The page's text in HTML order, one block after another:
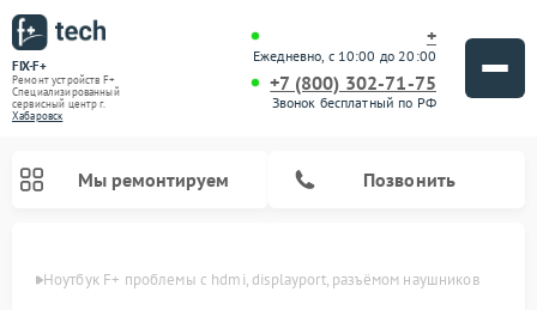
FIX-F+
Ремонт устройств F+
Специализированный
cервисный центр г.
Хабаровск
+
Ежедневно, с 10:00 до 20:00
+7 (800) 302-71-75
Звонок бесплатный по РФ
Мы ремонтируем Позвонить
Ноутбук F+ проблемы с hdmi, displayport, разъёмом наушников